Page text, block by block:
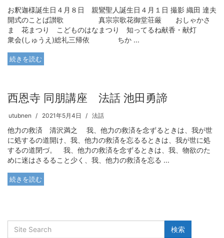
お釈迦様誕生日４月８日 親鸞聖人誕生日４月１日 撮影 織田 達夫
開式のことば讃歌 真宗宗歌花御堂荘厳 おしゃかさ
ま 花まつり こどものはなまつり 知ってるね献香・献灯
衆会(しゅうえ)総礼三帰依 ちか ...
続きを読む
西恩寺 同朋講座 法話 池田勇諦
utubnen 2021年5月4日 法話
他力の救済 清沢満之 我、他力の救済を念ずるときは、我が世
に処するの道開け、我、他力の救済を忘るるときは、我が世に処
するの道閉づ。 我、他力の救済を念ずるときは、我、物欲のた
めに迷はさるること少く、我、他力の救済を忘る ...
続きを読む